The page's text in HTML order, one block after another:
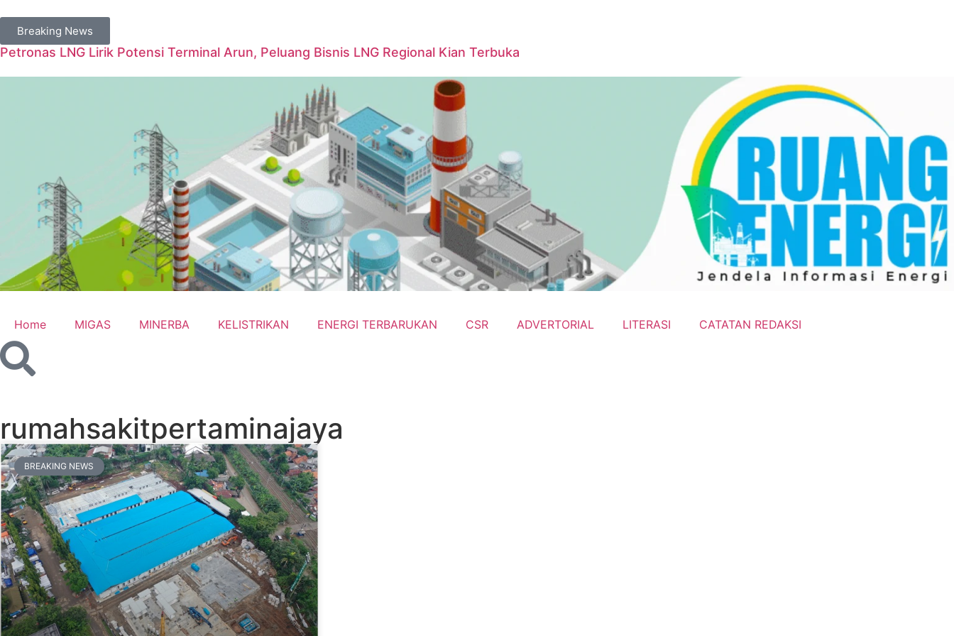
Breaking News
Petronas LNG Lirik Potensi Terminal Arun, Peluang Bisnis LNG Regional Kian Terbuka
Home MIGAS MINERBA KELISTRIKAN ENERGI TERBARUKAN CSR ADVERTORIAL LITERASI CATATAN REDAKSI
rumahsakitpertaminajaya
BREAKING NEWS